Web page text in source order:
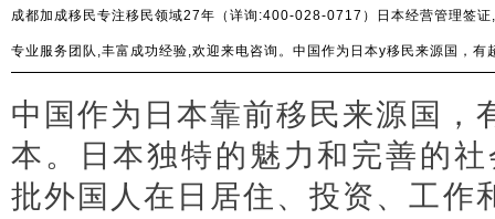
成都加成移民专注移民领域27年（详询:400-028-0717）日本经营管理签
专业服务团队,丰富成功经验,欢迎来电咨询。中国作为日本y移民来源国，
中国作为日本靠前移民来源国，
本。
日本独特的魅力和完善的
批外国人在日居住、投资、工作